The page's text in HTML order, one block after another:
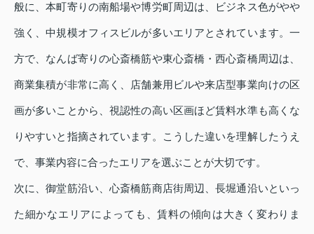
般に、本町寄りの南船場や博労町周辺は、ビジネス色がやや
強く、中規模オフィスビルが多いエリアとされています。一
方で、なんば寄りの心斎橋筋や東心斎橋・西心斎橋周辺は、
商業集積が非常に高く、店舗兼用ビルや来店型事業向けの区
画が多いことから、視認性の高い区画ほど賃料水準も高くな
りやすいと指摘されています。こうした違いを理解したうえ
で、事業内容に合ったエリアを選ぶことが大切です。
次に、御堂筋沿い、心斎橋筋商店街周辺、長堀通沿いといっ
た細かなエリアによっても、賃料の傾向は大きく変わりま